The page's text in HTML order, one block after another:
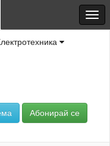
Абонирай се